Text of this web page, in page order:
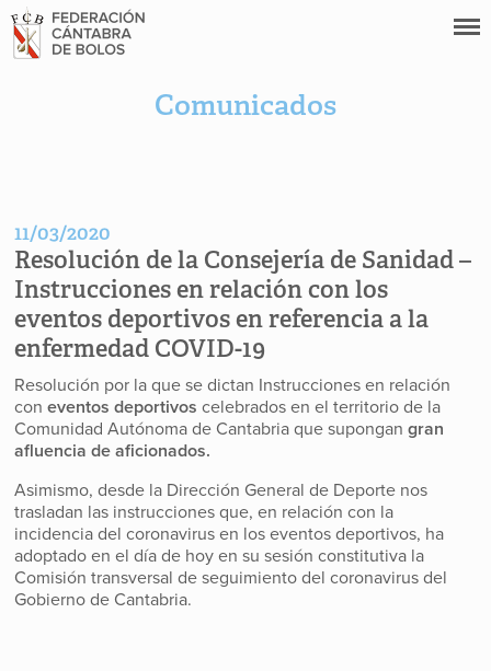
Comunicados
11/03/2020
Resolución de la Consejería de Sanidad –
Instrucciones en relación con los
eventos deportivos en referencia a la
enfermedad COVID-19
Resolución por la que se dictan Instrucciones en relación
coneventos deportivos celebrados en el territorio de la
Comunidad Autónoma de Cantabria que supongan gran
afluencia de aficionados.
Asimismo, desde la Dirección General de Deporte nos
trasladan las instrucciones que, en relación con la
incidencia del coronavirus en los eventos deportivos, ha
adoptado en el día de hoy en su sesión constitutiva la
Comisión transversal de seguimiento del coronavirus del
Gobierno de Cantabria.